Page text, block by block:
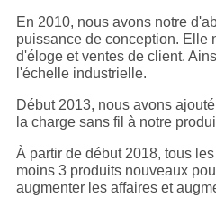
En 2010, nous avons notre
puissance de conception. Elle
d'éloge et ventes de client.
l'échelle industrielle.
Début 2013, nous avons
la charge sans fil à notre
À partir de début 2018, tous
moins 3 produits nouveaux
augmenter les affaires et